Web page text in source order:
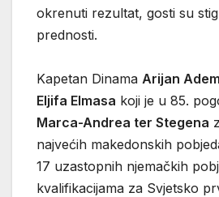
okrenuti rezultat, gosti su
prednosti.
Kapetan Dinama Arijan
Eljifa Elmasa koji je u 85.
Marca-Andrea ter Stegena
najvećih makedonskih
17 uzastopnih njemačkih
kvalifikacijama za Svjetsko